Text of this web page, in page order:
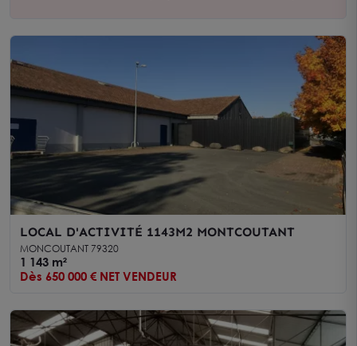
LOCAL D'ACTIVITÉ 1143M2 MONTCOUTANT
MONCOUTANT 79320
1 143 m²
Dès 650 000 € NET VENDEUR